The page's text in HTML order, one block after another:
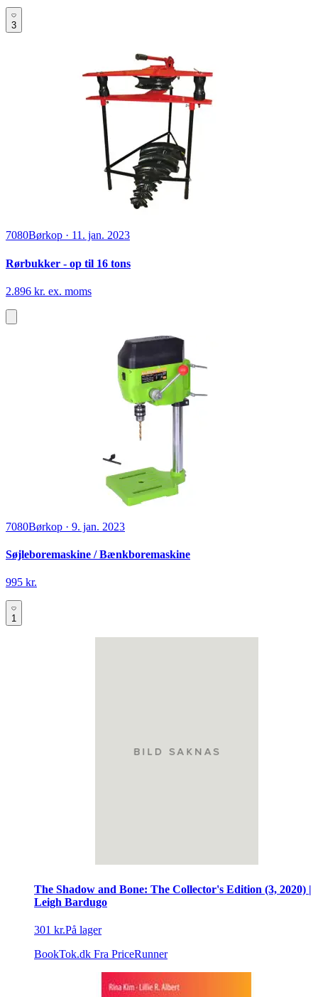
3
7080Børkop · 11. jan. 2023
Rørbukker - op til 16 tons
2.896 kr. ex. moms
7080Børkop · 9. jan. 2023
Søjleboremaskine / Bænkboremaskine
995 kr.
1
The Shadow and Bone: The Collector's Edition (3, 2020) |
Leigh Bardugo
301 kr.På lager
BookTok.dk Fra PriceRunner